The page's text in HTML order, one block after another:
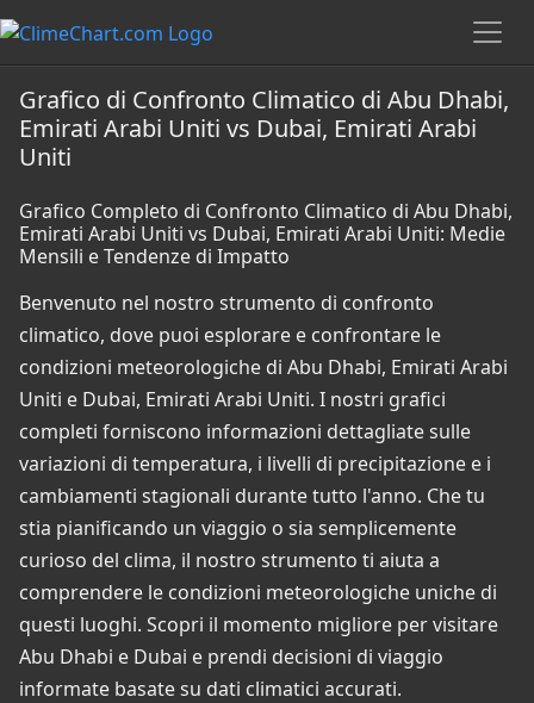
Grafico di Confronto Climatico di Abu Dhabi,
Emirati Arabi Uniti vs Dubai, Emirati Arabi
Uniti
Grafico Completo di Confronto Climatico di Abu Dhabi,
Emirati Arabi Uniti vs Dubai, Emirati Arabi Uniti: Medie
Mensili e Tendenze di Impatto
Benvenuto nel nostro strumento di confronto
climatico, dove puoi esplorare e confrontare le
condizioni meteorologiche di Abu Dhabi, Emirati Arabi
Uniti e Dubai, Emirati Arabi Uniti. I nostri grafici
completi forniscono informazioni dettagliate sulle
variazioni di temperatura, i livelli di precipitazione e i
cambiamenti stagionali durante tutto l'anno. Che tu
stia pianificando un viaggio o sia semplicemente
curioso del clima, il nostro strumento ti aiuta a
comprendere le condizioni meteorologiche uniche di
questi luoghi. Scopri il momento migliore per visitare
Abu Dhabi e Dubai e prendi decisioni di viaggio
informate basate su dati climatici accurati.